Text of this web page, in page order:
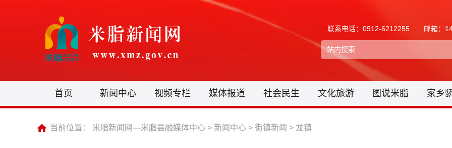
联系电话：0912-6212255 邮箱：
首页 新闻中心 视频专栏 媒体报道 社会民生 文化旅游 图说米脂 家乡
当前位置： 米脂新闻网—米脂县融媒体中心 > 新闻中心 > 街镇新闻 > 龙镇